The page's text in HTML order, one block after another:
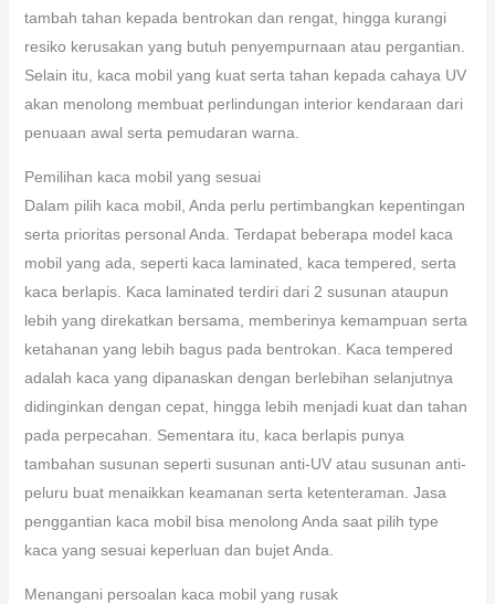
tambah tahan kepada bentrokan dan rengat, hingga kurangi
resiko kerusakan yang butuh penyempurnaan atau pergantian.
Selain itu, kaca mobil yang kuat serta tahan kepada cahaya UV
akan menolong membuat perlindungan interior kendaraan dari
penuaan awal serta pemudaran warna.
Pemilihan kaca mobil yang sesuai
Dalam pilih kaca mobil, Anda perlu pertimbangkan kepentingan
serta prioritas personal Anda. Terdapat beberapa model kaca
mobil yang ada, seperti kaca laminated, kaca tempered, serta
kaca berlapis. Kaca laminated terdiri dari 2 susunan ataupun
lebih yang direkatkan bersama, memberinya kemampuan serta
ketahanan yang lebih bagus pada bentrokan. Kaca tempered
adalah kaca yang dipanaskan dengan berlebihan selanjutnya
didinginkan dengan cepat, hingga lebih menjadi kuat dan tahan
pada perpecahan. Sementara itu, kaca berlapis punya
tambahan susunan seperti susunan anti-UV atau susunan anti-
peluru buat menaikkan keamanan serta ketenteraman. Jasa
penggantian kaca mobil bisa menolong Anda saat pilih type
kaca yang sesuai keperluan dan bujet Anda.
Menangani persoalan kaca mobil yang rusak